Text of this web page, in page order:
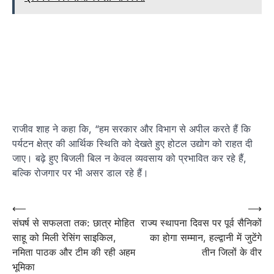
राजीव शाह ने कहा कि, “हम सरकार और विभाग से अपील करते हैं कि
पर्यटन क्षेत्र की आर्थिक स्थिति को देखते हुए होटल उद्योग को राहत दी
जाए। बढ़े हुए बिजली बिल न केवल व्यवसाय को प्रभावित कर रहे हैं,
बल्कि रोजगार पर भी असर डाल रहे हैं।
Post
navigation
⟵
संघर्ष से सफलता तक: छात्र मोहित
साहू को मिली रेसिंग साइकिल,
नमिता पाठक और टीम की रही अहम
भूमिका
राज्य स्थापना दिवस पर पूर्व सैनिकों
का होगा सम्मान, हल्द्वानी में जुटेंगे
तीन जिलों के वीर
⟶